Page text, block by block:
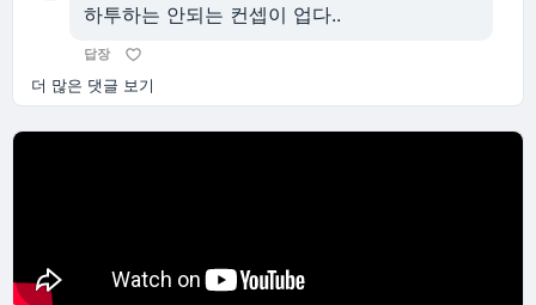
하투하는 안되는 컨셉이 업다..
답장
더 많은 댓글 보기